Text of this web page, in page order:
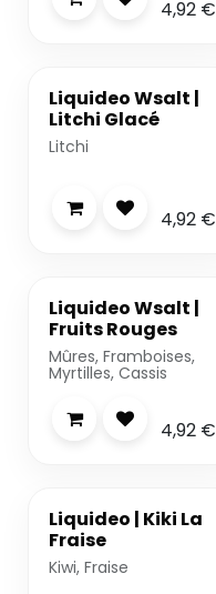
4,92€
-20%
Liquideo Wsalt |
Litchi Glacé
Litchi
4,92€
-20%
Liquideo Wsalt |
Fruits Rouges
Mûres, Framboises,
Myrtilles, Cassis
4,92€
Liquideo | Kiki La
Fraise
Kiwi, Fraise